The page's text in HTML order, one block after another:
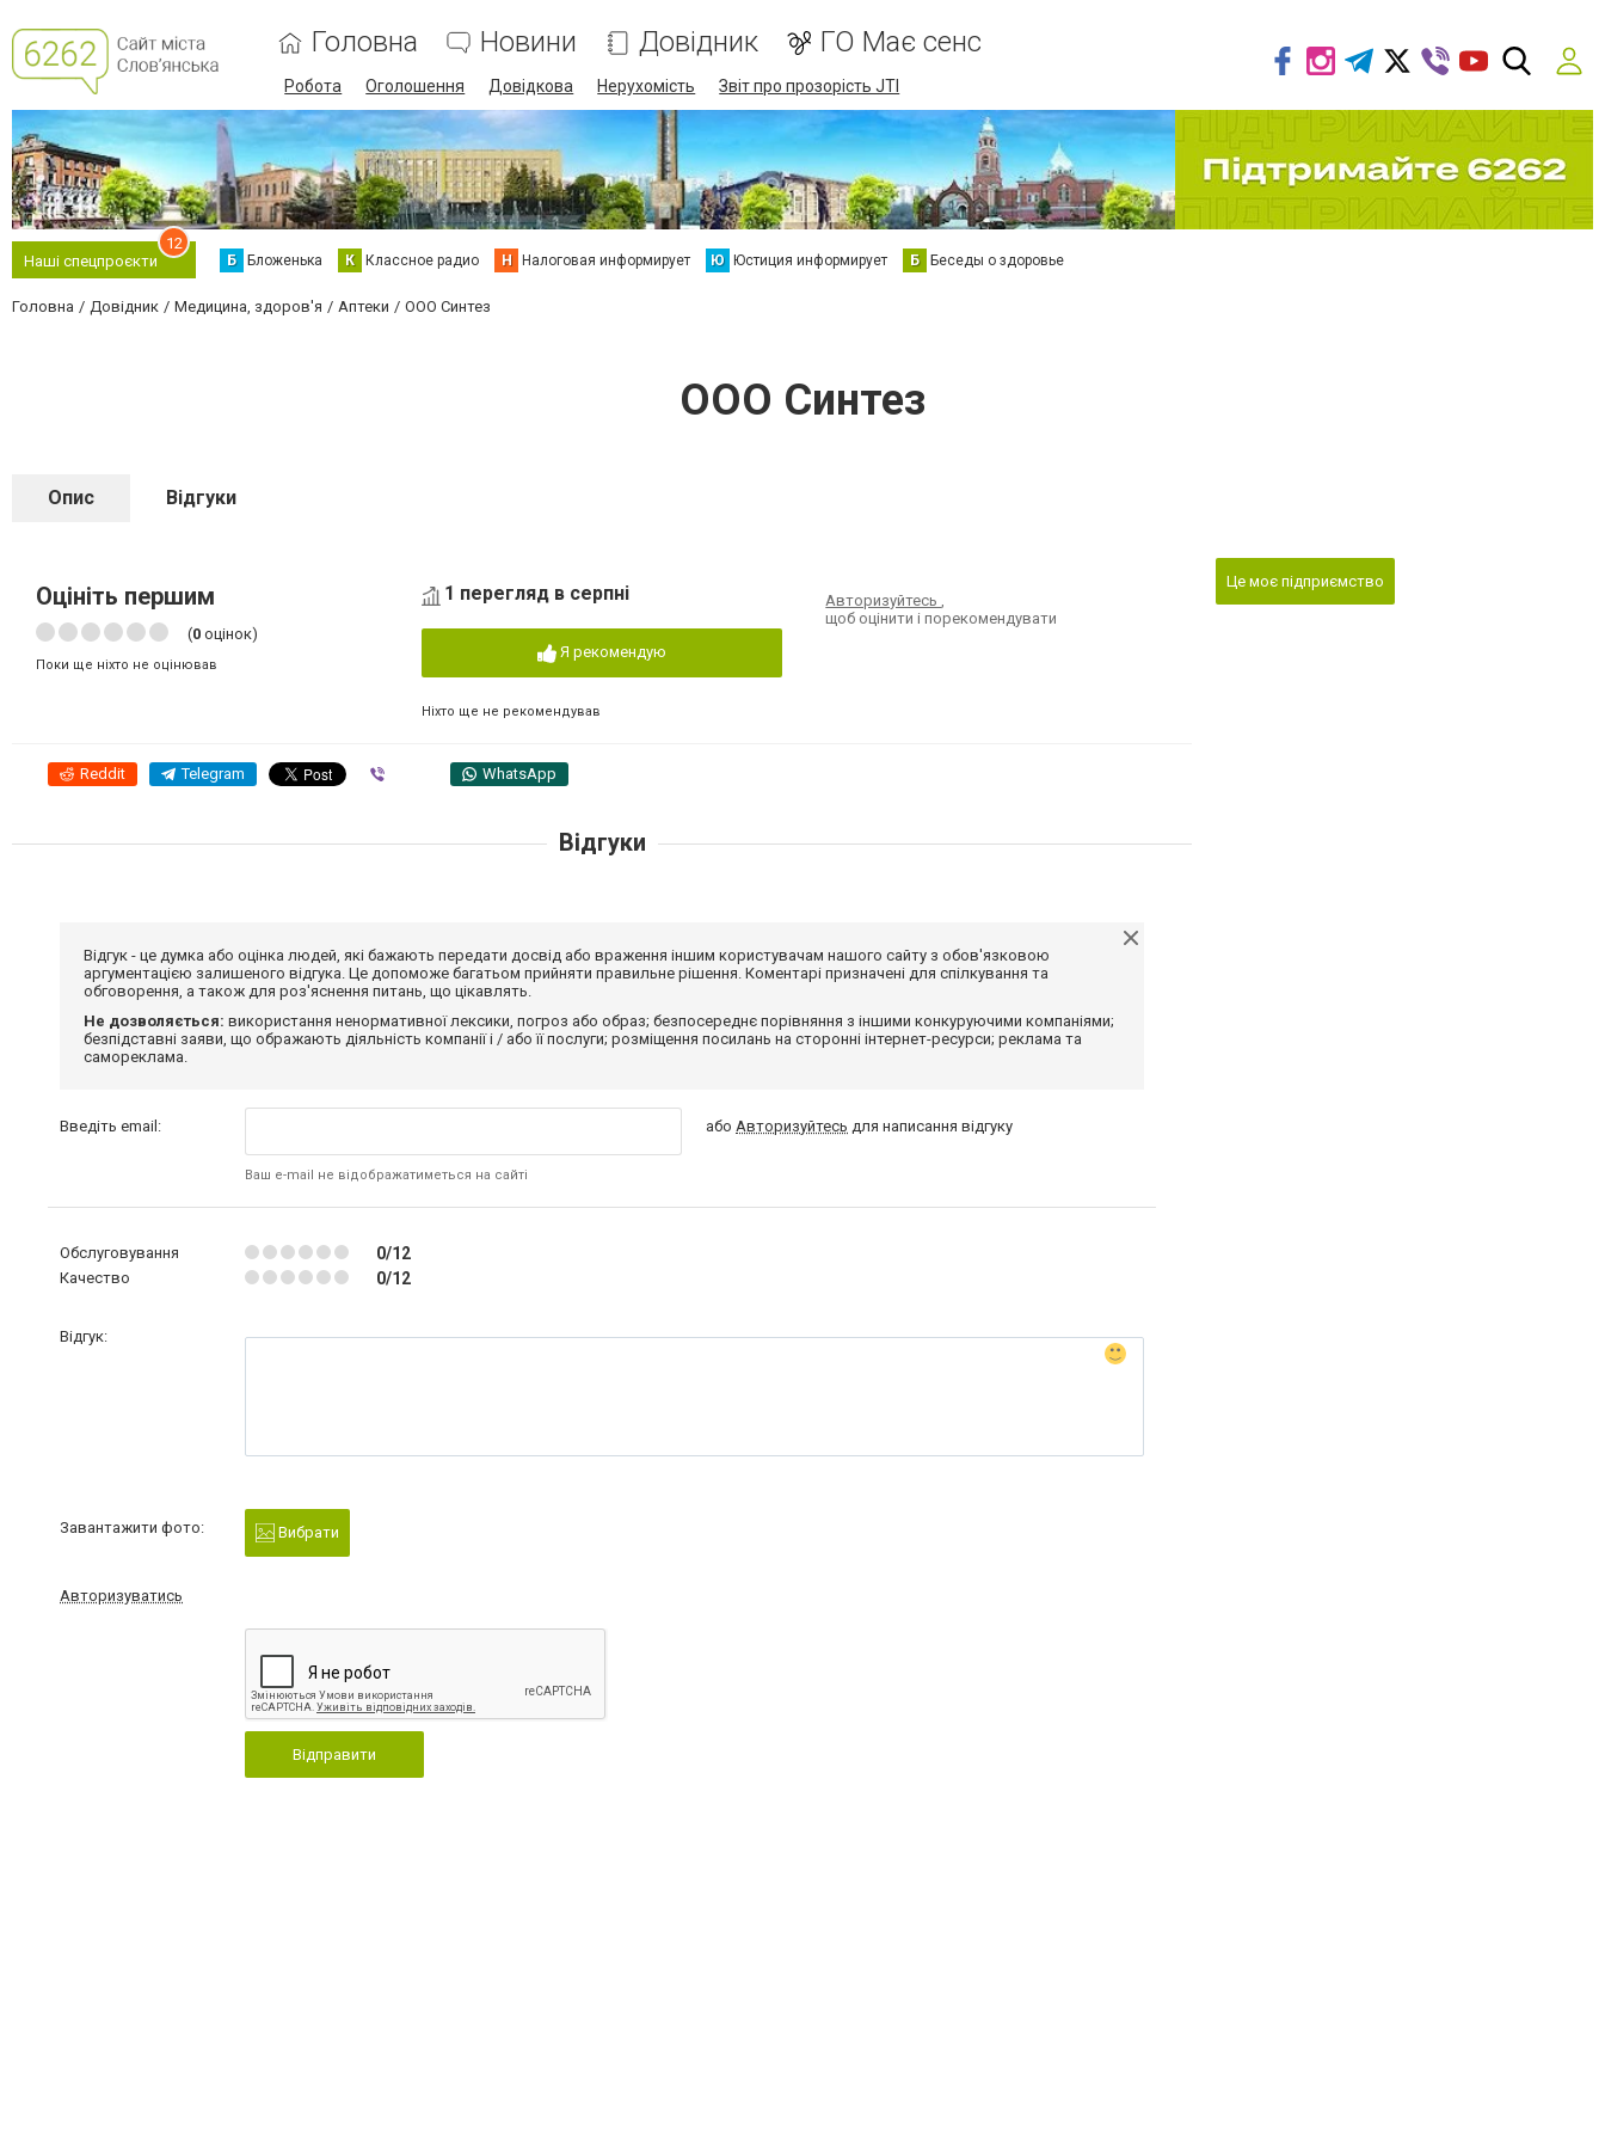
Головна Новини Довідник ГО Має сенс
Робота Оголошення Довідкова Нерухомість Звіт про прозорість JTI
Наші спецпроєкти
12
Б Бложенька К Классное радио Н Налоговая информирует Ю Юстиция информирует Б Беседы о здоровье
Головна Довідник Медицина, здоров'я Аптеки ООО Синтез
ООО Синтез
Опис Відгуки
Оцініть першим
(0 оцінок)
Поки ще ніхто не оцінював
1 перегляд в серпні
Я рекомендую
Ніхто ще не рекомендував
Авторизуйтесь,
щоб оцінити і порекомендувати
Reddit Telegram WhatsApp
Це моє підприємство
Відгуки
Відгук - це думка або оцінка людей, які бажають передати досвід або враження іншим користувачам нашого сайту з обов'язковою
аргументацією залишеного відгука. Це допоможе багатьом прийняти правильне рішення. Коментарі призначені для спілкування та
обговорення, а також для роз'яснення питань, що цікавлять.
Не дозволяється: використання ненормативної лексики, погроз або образ; безпосереднє порівняння з іншими конкуруючими компаніями;
безпідставні заяви, що ображають діяльність компанії і / або її послуги; розміщення посилань на сторонні інтернет-ресурси; реклама та
самореклама.
Введіть email:
Ваш e-mail не відображатиметься на сайті
або Авторизуйтесь для написання відгуку
Обслуговування 0/12
Качество 0/12
Відгук:
Завантажити фото: Вибрати
Авторизуватись
Відправити